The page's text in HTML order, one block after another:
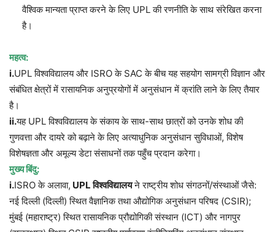
वैश्विक मान्यता प्राप्त करने के लिए UPL की रणनीति के साथ संरेखित करना
है।
महत्व:
i.UPL विश्वविद्यालय और ISRO के SAC के बीच यह सहयोग सामग्री विज्ञान और
संबंधित क्षेत्रों में रासायनिक अनुप्रयोगों में अनुसंधान में क्रांति लाने के लिए तैयार
है।
ii.यह UPL विश्वविद्यालय के संकाय के साथ-साथ छात्रों को उनके शोध की
गुणवत्ता और दायरे को बढ़ाने के लिए अत्याधुनिक अनुसंधान सुविधाओं, विशेष
विशेषज्ञता और अमूल्य डेटा संसाधनों तक पहुँच प्रदान करेगा।
मुख्य बिंदु:
i.ISRO के अलावा, UPLविश्वविद्यालयने राष्ट्रीय शोध संगठनों/संस्थाओं जैसे:
नई दिल्ली (दिल्ली) स्थित वैज्ञानिक तथा औद्योगिक अनुसंधान परिषद (CSIR);
मुंबई (महाराष्ट्र) स्थित रासायनिक प्रौद्योगिकी संस्थान (ICT) और नागपुर